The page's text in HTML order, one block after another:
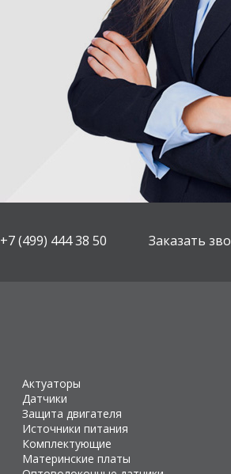
+7 (499) 444 38 50 Заказать
Актуаторы
Датчики
Защита двигателя
Источники питания
Комплектующие
Материнские платы